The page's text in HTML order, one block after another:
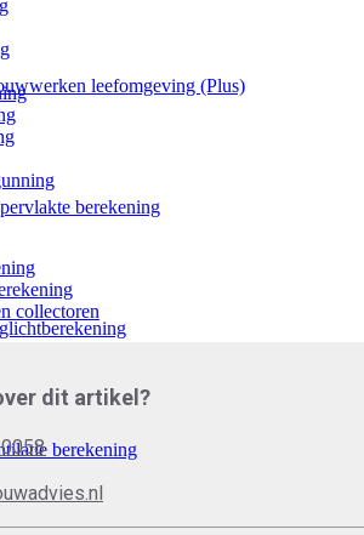
leefomgeving (Plus)
berekening
berekening
collectoren
dit artikel?